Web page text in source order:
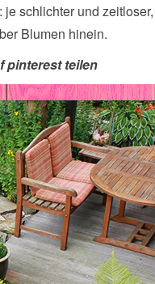
schlichter und
Blumen hinein.
pinterest teilen